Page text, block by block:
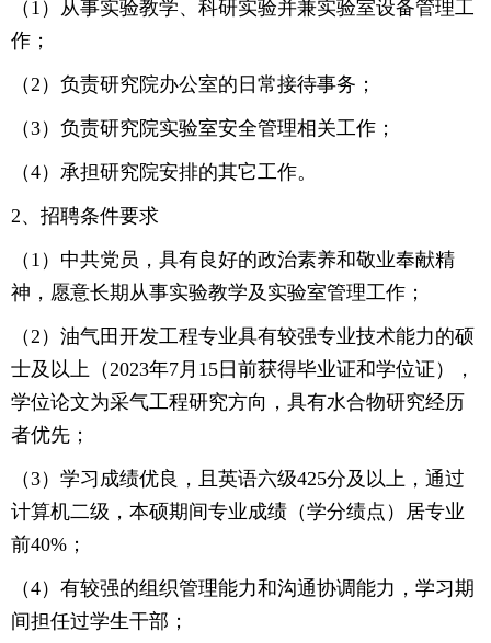
（1）从事实验教学、科研实验并兼实验室设备管理工
作；
（2）负责研究院办公室的日常接待事务；
（3）负责研究院实验室安全管理相关工作；
（4）承担研究院安排的其它工作。
2、招聘条件要求
（1）中共党员，具有良好的政治素养和敬业奉献精
神，愿意长期从事实验教学及实验室管理工作；
（2）油气田开发工程专业具有较强专业技术能力的硕
士及以上（2023年7月15日前获得毕业证和学位证），
学位论文为采气工程研究方向，具有水合物研究经历
者优先；
（3）学习成绩优良，且英语六级425分及以上，通过
计算机二级，本硕期间专业成绩（学分绩点）居专业
前40%；
（4）有较强的组织管理能力和沟通协调能力，学习期
间担任过学生干部；